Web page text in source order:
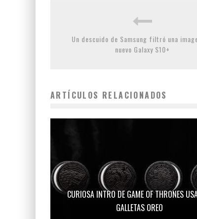
Un descuido de Samsung filtró una
nuevo Galaxy S10+
ARTÍCULOS RELACIONADOS
CURIOSA INTRO DE GAME OF THRONES
GALLETAS OREO